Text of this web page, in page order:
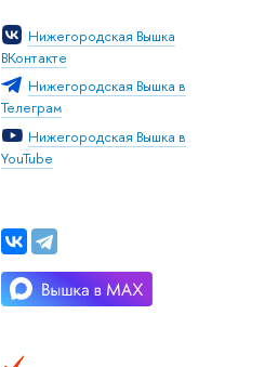
Нижегородская Вышка
ВКонтакте
Нижегородская Вышка в
Телеграм
Нижегородская Вышка в
YouTube